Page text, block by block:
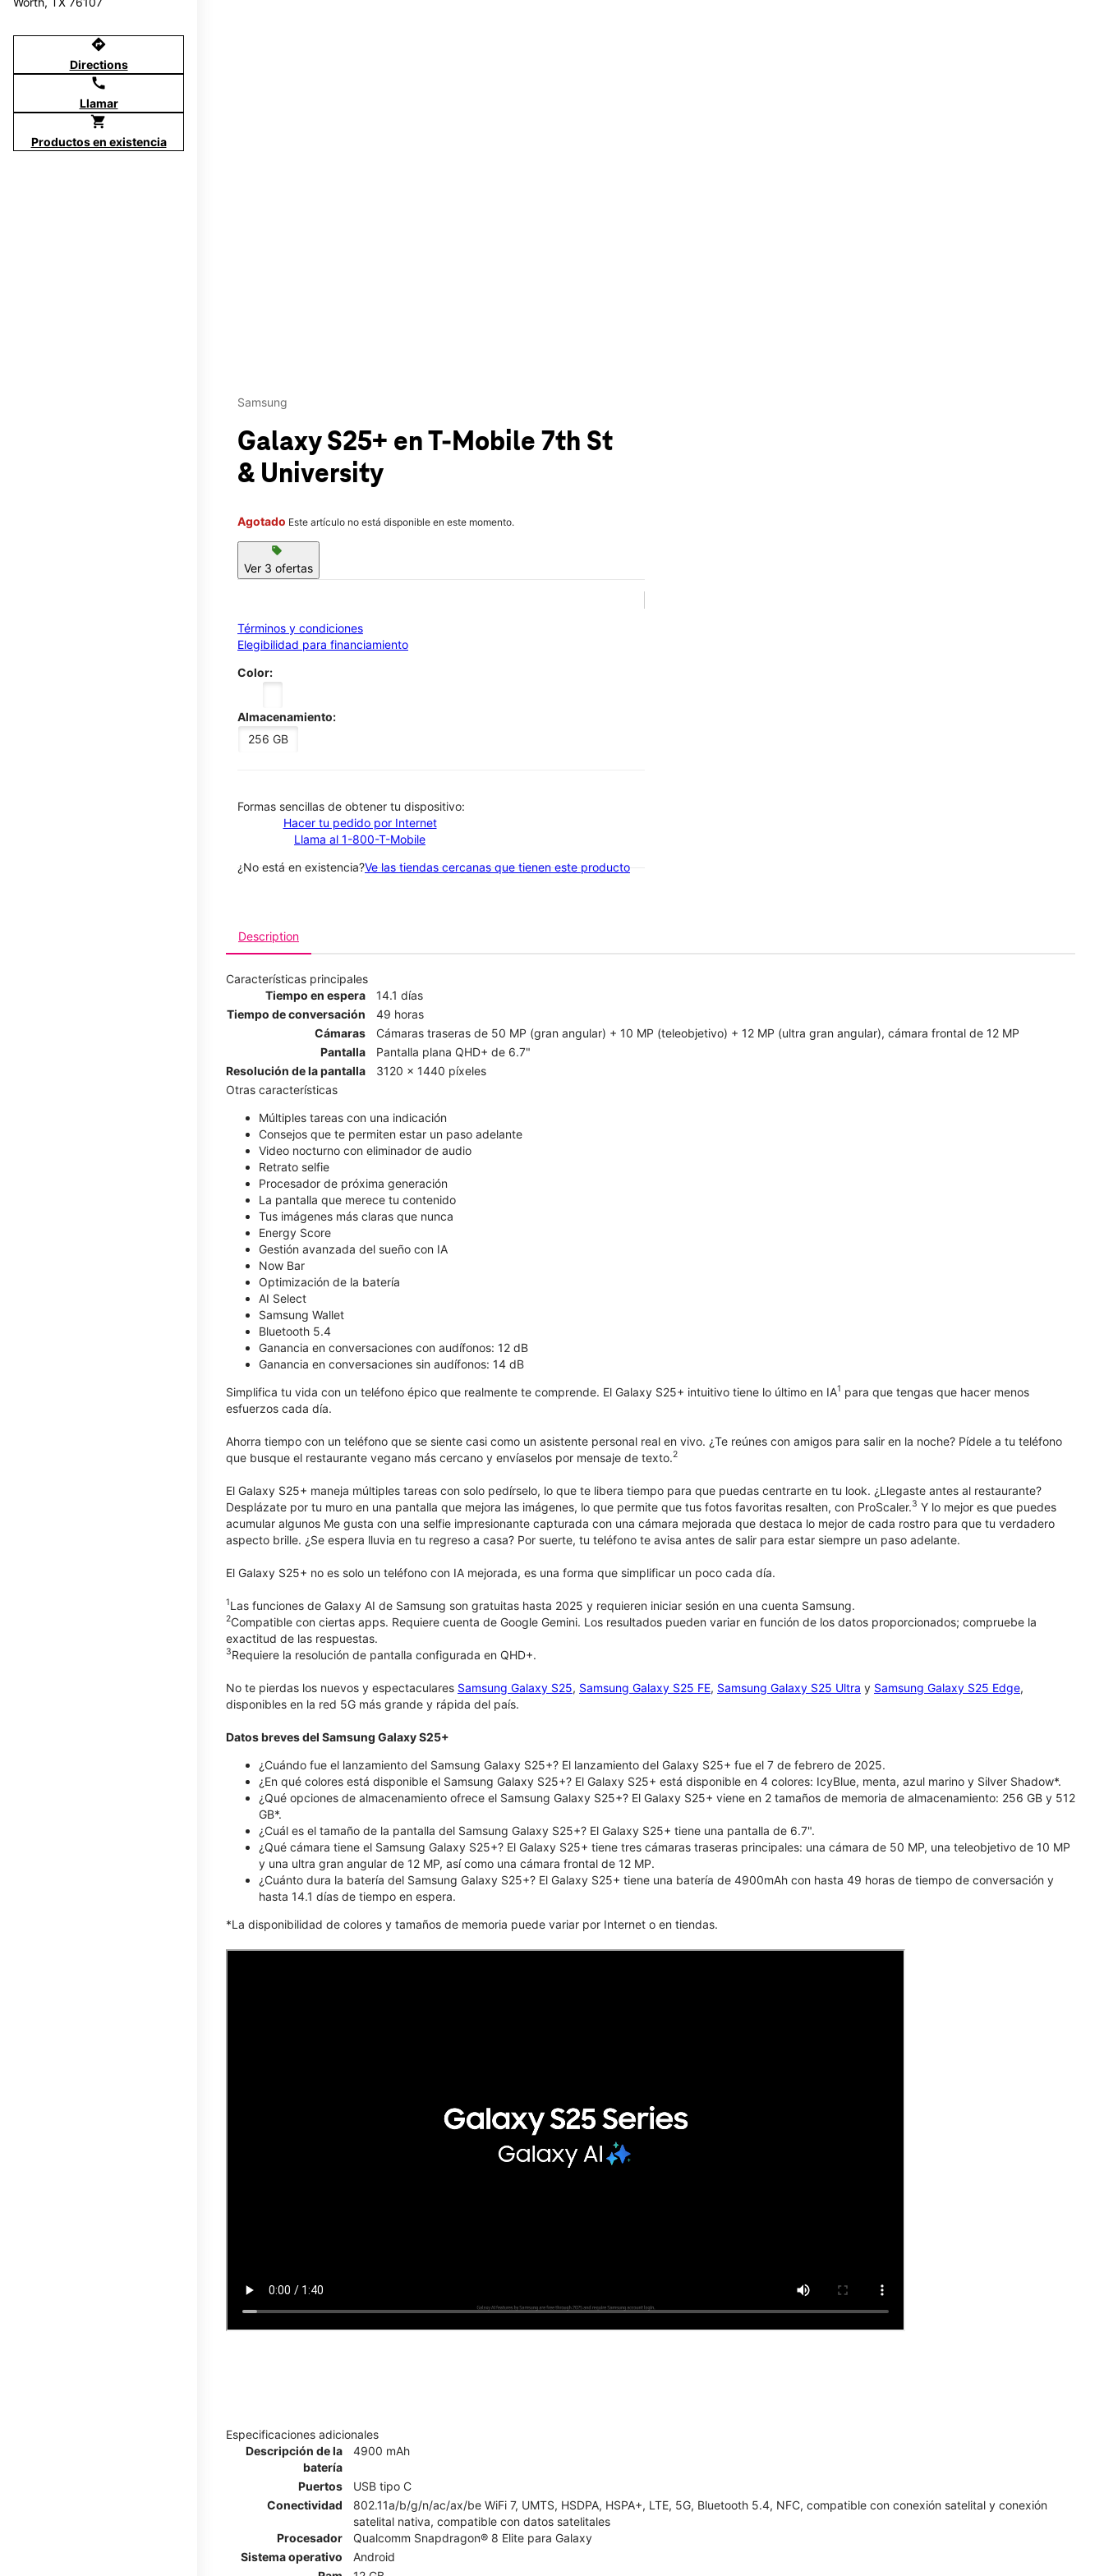
directions
Directions
call
Llamar
shopping_cart
Productos en existencia
Samsung
Galaxy S25+ en T-Mobile 7th St
& University
Agotado Este artículo no está disponible en este momento.
sell
Ver 3 ofertas
Términos y condiciones
Elegibilidad para financiamiento
Color:
Almacenamiento:
256 GB
​​​​​​​Formas sencillas de obtener tu dispositivo:
Hacer tu pedido por Internet
Llama al 1-800-T-Mobile
¿No está en existencia?Ve las tiendas cercanas que tienen este producto
Description
Características principales
Tiempo en espera
14.1 días
Tiempo de conversación
49 horas
Cámaras
Cámaras traseras de 50 MP (gran angular) + 10 MP (teleobjetivo) + 12 MP (ultra gran angular), cámara frontal de 12 MP
Pantalla
Pantalla plana QHD+ de 6.7"
Resolución de la pantalla
3120 x 1440 píxeles
Otras características
Múltiples tareas con una indicación
Consejos que te permiten estar un paso adelante
Video nocturno con eliminador de audio
Retrato selfie
Procesador de próxima generación
La pantalla que merece tu contenido
Tus imágenes más claras que nunca
Energy Score
Gestión avanzada del sueño con IA
Now Bar
Optimización de la batería
AI Select
Samsung Wallet
Bluetooth 5.4
Ganancia en conversaciones con audífonos: 12 dB
Ganancia en conversaciones sin audífonos: 14 dB
Simplifica tu vida con un teléfono épico que realmente te comprende. El Galaxy S25+ intuitivo tiene lo último en IA1 para que tengas que hacer menos
esfuerzos cada día.
Ahorra tiempo con un teléfono que se siente casi como un asistente personal real en vivo. ¿Te reúnes con amigos para salir en la noche? Pídele a tu teléfono
que busque el restaurante vegano más cercano y envíaselos por mensaje de texto.2
El Galaxy S25+ maneja múltiples tareas con solo pedírselo, lo que te libera tiempo para que puedas centrarte en tu look. ¿Llegaste antes al restaurante?
Desplázate por tu muro en una pantalla que mejora las imágenes, lo que permite que tus fotos favoritas resalten, con ProScaler.3 Y lo mejor es que puedes
acumular algunos Me gusta con una selfie impresionante capturada con una cámara mejorada que destaca lo mejor de cada rostro para que tu verdadero
aspecto brille. ¿Se espera lluvia en tu regreso a casa? Por suerte, tu teléfono te avisa antes de salir para estar siempre un paso adelante.
El Galaxy S25+ no es solo un teléfono con IA mejorada, es una forma que simplificar un poco cada día.
1Las funciones de Galaxy AI de Samsung son gratuitas hasta 2025 y requieren iniciar sesión en una cuenta Samsung.
2Compatible con ciertas apps. Requiere cuenta de Google Gemini. Los resultados pueden variar en función de los datos proporcionados; compruebe la
exactitud de las respuestas.
3Requiere la resolución de pantalla configurada en QHD+.
No te pierdas los nuevos y espectaculares Samsung Galaxy S25, Samsung Galaxy S25 FE, Samsung Galaxy S25 Ultra y Samsung Galaxy S25 Edge,
disponibles en la red 5G más grande y rápida del país.
Datos breves del Samsung Galaxy S25+
¿Cuándo fue el lanzamiento del Samsung Galaxy S25+? El lanzamiento del Galaxy S25+ fue el 7 de febrero de 2025.
¿En qué colores está disponible el Samsung Galaxy S25+? El Galaxy S25+ está disponible en 4 colores: IcyBlue, menta, azul marino y Silver Shadow*.
¿Qué opciones de almacenamiento ofrece el Samsung Galaxy S25+? El Galaxy S25+ viene en 2 tamaños de memoria de almacenamiento: 256 GB y 512
GB*.
¿Cuál es el tamaño de la pantalla del Samsung Galaxy S25+? El Galaxy S25+ tiene una pantalla de 6.7".
¿Qué cámara tiene el Samsung Galaxy S25+? El Galaxy S25+ tiene tres cámaras traseras principales: una cámara de 50 MP, una teleobjetivo de 10 MP
y una ultra gran angular de 12 MP, así como una cámara frontal de 12 MP.
¿Cuánto dura la batería del Samsung Galaxy S25+? El Galaxy S25+ tiene una batería de 4900mAh con hasta 49 horas de tiempo de conversación y
hasta 14.1 días de tiempo en espera.
*La disponibilidad de colores y tamaños de memoria puede variar por Internet o en tiendas.
Especificaciones adicionales
Descripción de la
batería
4900 mAh
Puertos
USB tipo C
Conectividad
802.11a/b/g/n/ac/ax/be WiFi 7, UMTS, HSDPA, HSPA+, LTE, 5G, Bluetooth 5.4, NFC, compatible con conexión satelital y conexión
satelital nativa, compatible con datos satelitales
Procesador
Qualcomm Snapdragon® 8 Elite para Galaxy
Sistema operativo
Android